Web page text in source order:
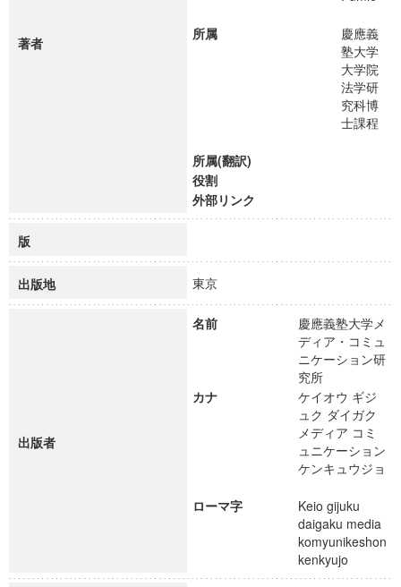
著者
所属
慶應義
塾大学
大学院
法学研
究科博
士課程
所属(翻訳)
役割
外部リンク
版
出版地 東京
出版者
名前
慶應義塾大学メ
ディア・コミュ
ニケーション研
究所
カナ
ケイオウ ギジ
ュク ダイガク
メディア コミ
ュニケーション
ケンキュウジョ
ローマ字
Keio gijuku
daigaku media
komyunikeshon
kenkyujo